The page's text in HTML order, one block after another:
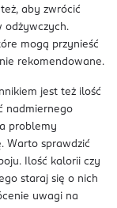
aby zwrócić
odżywczych.
mogą przynieść
rekomendowane.
jest też ilość
nadmiernego
problemy
Warto sprawdzić
Ilość kalorii czy
staraj się o nich
uwagi na